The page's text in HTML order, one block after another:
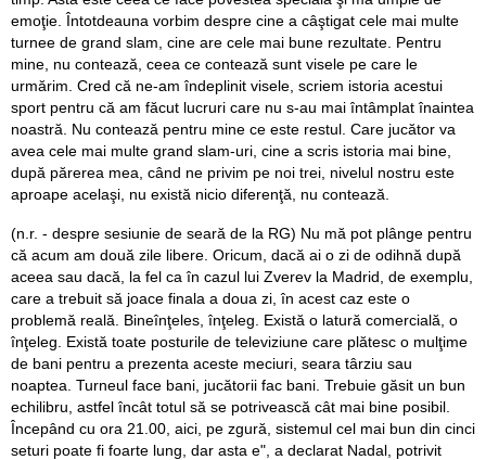
emoţie. Întotdeauna vorbim despre cine a câştigat cele mai multe
turnee de grand slam, cine are cele mai bune rezultate. Pentru
mine, nu contează, ceea ce contează sunt visele pe care le
urmărim. Cred că ne-am îndeplinit visele, scriem istoria acestui
sport pentru că am făcut lucruri care nu s-au mai întâmplat înaintea
noastră. Nu contează pentru mine ce este restul. Care jucător va
avea cele mai multe grand slam-uri, cine a scris istoria mai bine,
după părerea mea, când ne privim pe noi trei, nivelul nostru este
aproape acelaşi, nu există nicio diferenţă, nu contează.
(n.r. - despre sesiunie de seară de la RG) Nu mă pot plânge pentru
că acum am două zile libere. Oricum, dacă ai o zi de odihnă după
aceea sau dacă, la fel ca în cazul lui Zverev la Madrid, de exemplu,
care a trebuit să joace finala a doua zi, în acest caz este o
problemă reală. Bineînţeles, înţeleg. Există o latură comercială, o
înţeleg. Există toate posturile de televiziune care plătesc o mulţime
de bani pentru a prezenta aceste meciuri, seara târziu sau
noaptea. Turneul face bani, jucătorii fac bani. Trebuie găsit un bun
echilibru, astfel încât totul să se potrivească cât mai bine posibil.
Începând cu ora 21.00, aici, pe zgură, sistemul cel mai bun din cinci
seturi poate fi foarte lung, dar asta e", a declarat Nadal, potrivit